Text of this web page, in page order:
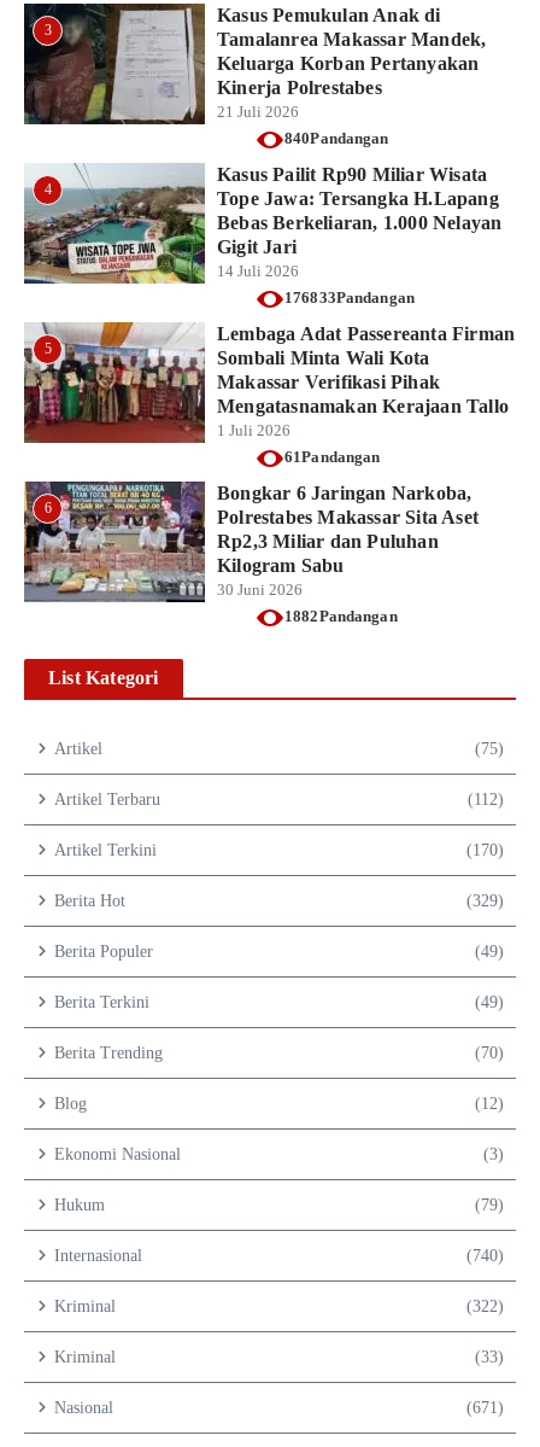
3
Kasus Pemukulan Anak di
Tamalanrea Makassar Mandek,
Keluarga Korban Pertanyakan
Kinerja Polrestabes
21 Juli 2026
840Pandangan
4
Kasus Pailit Rp90 Miliar Wisata
Tope Jawa: Tersangka H.Lapang
Bebas Berkeliaran, 1.000 Nelayan
Gigit Jari
14 Juli 2026
176833Pandangan
5
Lembaga Adat Passereanta Firman
Sombali Minta Wali Kota
Makassar Verifikasi Pihak
Mengatasnamakan Kerajaan Tallo
1 Juli 2026
61Pandangan
6
Bongkar 6 Jaringan Narkoba,
Polrestabes Makassar Sita Aset
Rp2,3 Miliar dan Puluhan
Kilogram Sabu
30 Juni 2026
1882Pandangan
List Kategori
Artikel (75)
Artikel Terbaru (112)
Artikel Terkini (170)
Berita Hot (329)
Berita Populer (49)
Berita Terkini (49)
Berita Trending (70)
Blog (12)
Ekonomi Nasional (3)
Hukum (79)
Internasional (740)
Kriminal (322)
Kriminal (33)
Nasional (671)